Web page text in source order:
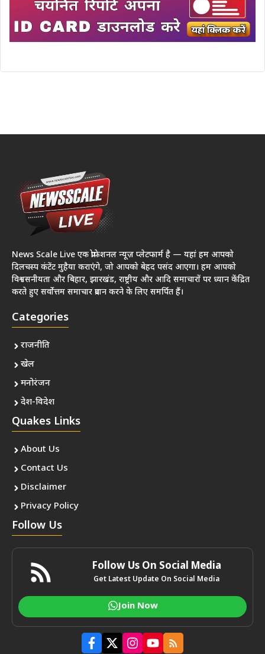
News Scale Live एक प्रोफेशनल न्यूज़ प्लेटफार्म है — यहां हम आपको
दिलचस्प कंटेंट मुहैया कराएंगे, जो आपको बेहद पसंद आएगा। हम आपको
विश्वसनीयता और बिहार, झारखंड, राष्ट्रीय और आदि समाचारों पर ध्यान केंद्रित
करते हुए सर्वोत्तम समाचार प्रदान करने के लिए समर्पित हैं।
Categories
राजनीति
खेल
मनोरंजन
देश-विदेश
Quakes Links
About Us
Contact Us
Disclaimer
Privacy Policy
Follow Us
Follow Us On Social Media
Get Latest Update On Social Media
Join Now